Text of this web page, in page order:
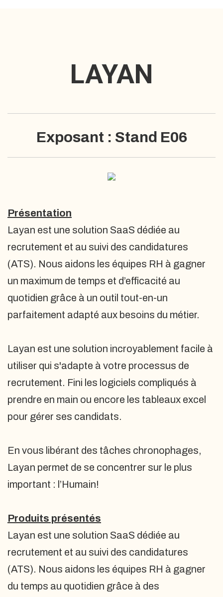
LAYAN
Exposant : Stand E06
Présentation
Layan est une solution SaaS dédiée au
recrutement et au suivi des candidatures
(ATS). Nous aidons les équipes RH à gagner
un maximum de temps et d’efficacité au
quotidien grâce à un outil tout-en-un
parfaitement adapté aux besoins du métier.
Layan est une solution incroyablement facile à
utiliser qui s'adapte à votre processus de
recrutement. Fini les logiciels compliqués à
prendre en main ou encore les tableaux excel
pour gérer ses candidats.
En vous libérant des tâches chronophages,
Layan permet de se concentrer sur le plus
important : l’Humain!
Produits présentés
Layan est une solution SaaS dédiée au
recrutement et au suivi des candidatures
(ATS). Nous aidons les équipes RH à gagner
du temps au quotidien grâce à des